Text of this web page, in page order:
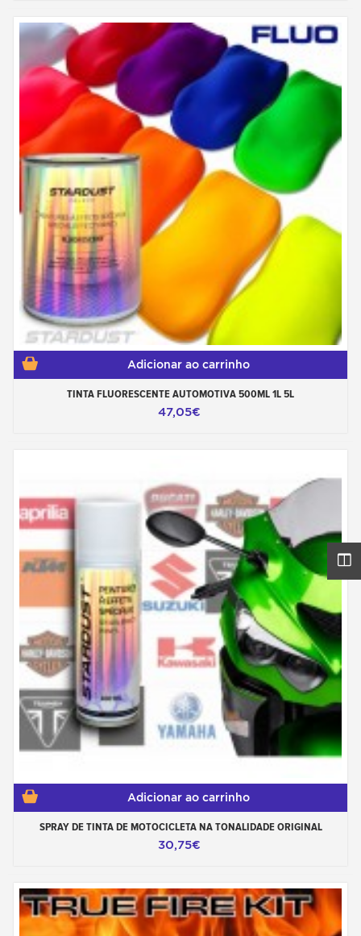
Adicionar ao carrinho
TINTA FLUORESCENTE AUTOMOTIVA 500ML 1L 5L
47,05€
Adicionar ao carrinho
SPRAY DE TINTA DE MOTOCICLETA NA TONALIDADE ORIGINAL
30,75€